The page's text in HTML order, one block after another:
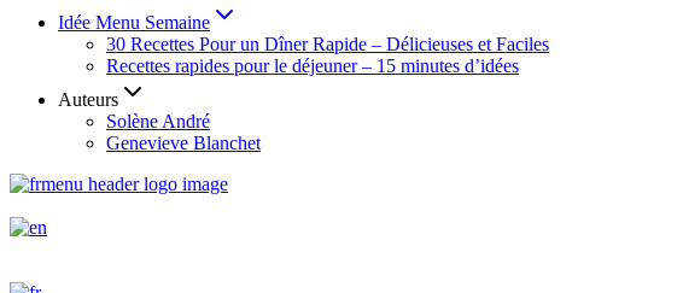
Idée Menu Semaine
30 Recettes Pour un Dîner Rapide – Délicieuses et Faciles
Recettes rapides pour le déjeuner – 15 minutes d’idées
Auteurs
Solène André
Genevieve Blanchet